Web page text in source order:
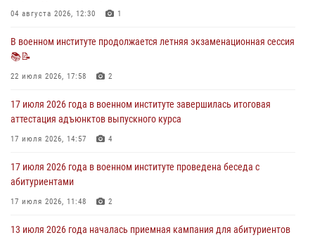
В военном институте завершается летняя экзаменационная сессия
27 июля 2026 года в военном институте поощрены курсанты
27 июля 2026, 10:45
04 августа 2026, 12:30 1
В военном институте продолжается летняя экзаменационная сессия
📚📝
22 июля 2026, 17:58 2
17 июля 2026 года в военном институте завершилась итоговая
аттестация адъюнктов выпускного курса
17 июля 2026, 14:57 4
17 июля 2026 года в военном институте проведена беседа с
абитуриентами
17 июля 2026, 11:48 2
13 июля 2026 года началась приемная кампания для абитуриентов